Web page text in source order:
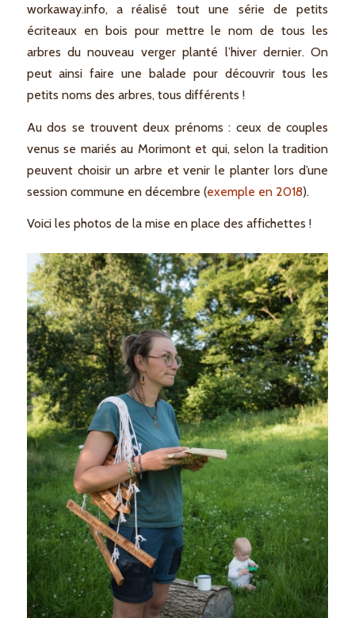
workaway.info, a réalisé tout une série de petits
écriteaux en bois pour mettre le nom de tous les
arbres du nouveau verger planté l’hiver dernier. On
peut ainsi faire une balade pour découvrir tous les
petits noms des arbres, tous différents !
Au dos se trouvent deux prénoms : ceux de couples
venus se mariés au Morimont et qui, selon la tradition
peuvent choisir un arbre et venir le planter lors d’une
session commune en décembre (exemple en 2018).
Voici les photos de la mise en place des affichettes !